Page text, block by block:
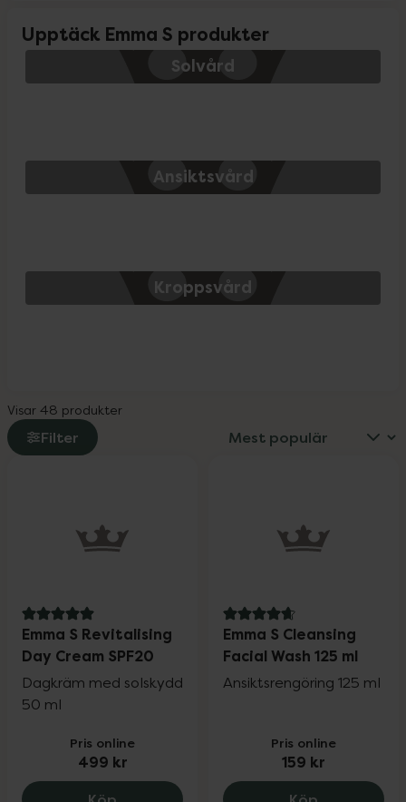
Upptäck Emma S produkter
Solvård
Ansiktsvård
Kroppsvård
Visar 48 produkter
Filter
5 av 5 i omdöme
Emma S Revitalising
Day Cream SPF20
Dagkräm med solskydd
50 ml
Pris online
499 kr
4.8 av 5 i omdöme
Emma S Cleansing
Facial Wash 125 ml
Ansiktsrengöring 125 ml
Pris online
159 kr